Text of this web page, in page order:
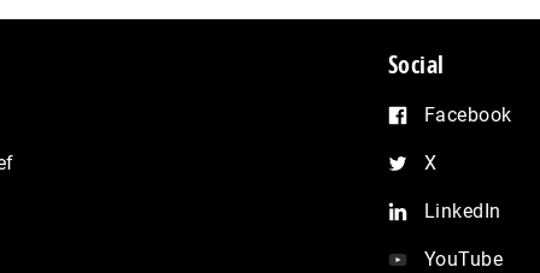
Social
Facebook
X
LinkedIn
YouTube